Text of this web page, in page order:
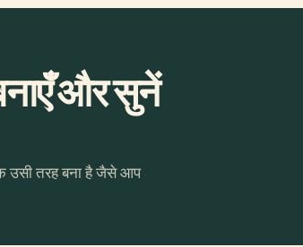
और सुनें
उसी तरह बना है जैसे आप